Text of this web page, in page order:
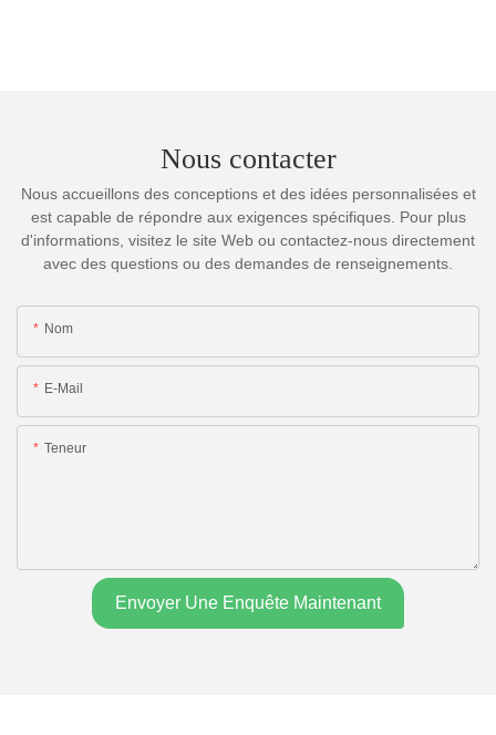
Nous contacter
Nous accueillons des conceptions et des idées personnalisées et
est capable de répondre aux exigences spécifiques. Pour plus
d'informations, visitez le site Web ou contactez-nous directement
avec des questions ou des demandes de renseignements.
Nom
E-Mail
Teneur
Envoyer Une Enquête Maintenant